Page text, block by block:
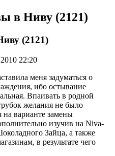
в Ниву (2121)
(2121)
22:20
меня задуматься о
ибо остывание
Впаивать в родной
желания не было
на варианте замены
изучив на Niva-
Зайца, а также
в результате чего